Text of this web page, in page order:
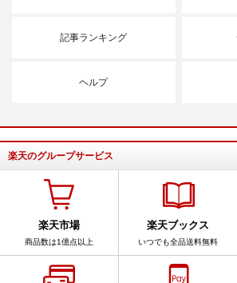
記事ランキング
ヘルプ
楽天のグループサービス
楽天市場
商品数は1億点以上
楽天ブックス
いつでも全品送料無料